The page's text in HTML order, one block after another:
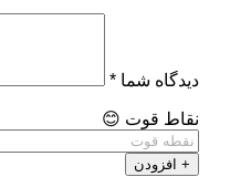
دیدگاه شما *
نقاط قوت 😊
+ افزودن